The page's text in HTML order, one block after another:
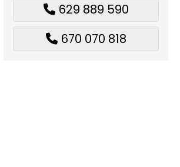
629 889 590
670 070 818